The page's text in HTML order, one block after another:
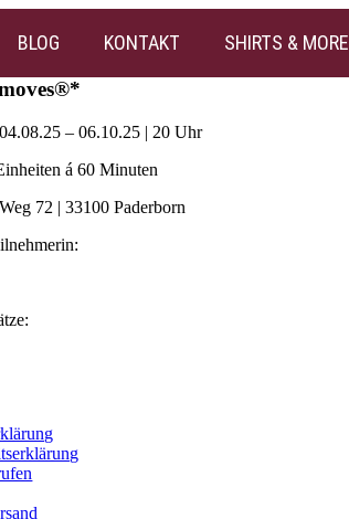
BLOG KONTAKT
SHIRTS & MORE
– 06.10.25 | 20 Uhr
á 60 Minuten
72 | 33100 Paderborn